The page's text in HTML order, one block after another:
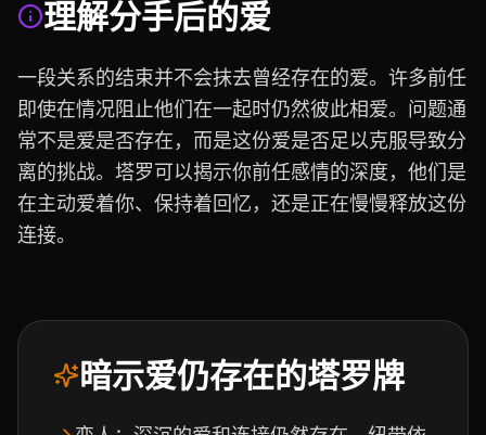
理解分手后的爱
一段关系的结束并不会抹去曾经存在的爱。许多前任
即使在情况阻止他们在一起时仍然彼此相爱。问题通
常不是爱是否存在，而是这份爱是否足以克服导致分
离的挑战。塔罗可以揭示你前任感情的深度，他们是
在主动爱着你、保持着回忆，还是正在慢慢释放这份
连接。
暗示爱仍存在的塔罗牌